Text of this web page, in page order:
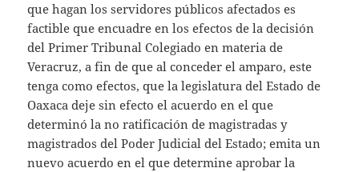
que hagan los servidores públicos afectados es
factible que encuadre en los efectos de la decisión
del Primer Tribunal Colegiado en materia de
Veracruz, a fin de que al conceder el amparo, este
tenga como efectos, que la legislatura del Estado de
Oaxaca deje sin efecto el acuerdo en el que
determinó la no ratificación de magistradas y
magistrados del Poder Judicial del Estado; emita un
nuevo acuerdo en el que determine aprobar la